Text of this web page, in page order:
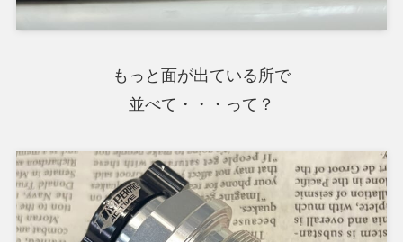
もっと面が出ている所で
並べて・・・って？